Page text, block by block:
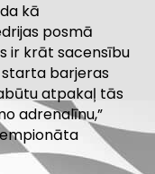
kā
posmā
ir krāt sacensību
barjeras
atpakaļ tās
adrenalīnu,”